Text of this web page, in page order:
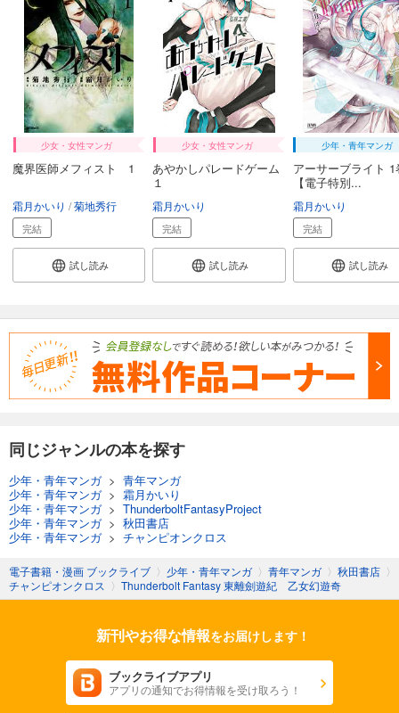
少女・女性マンガ
魔界医師メフィスト 1
霜月かいり 菊地秀行
完結
試し読み
少女・女性マンガ
あやかしパレードゲーム
１
霜月かいり
完結
試し読み
少年・青年マンガ
アーサーブライト 1
【電子特別...
霜月かいり
完結
試し読み
同じジャンルの本を探す
少年・青年マンガ> 青年マンガ
少年・青年マンガ> 霜月かいり
少年・青年マンガ> ThunderboltFantasyProject
少年・青年マンガ> 秋田書店
少年・青年マンガ> チャンピオンクロス
電子書籍・漫画 ブックライブ 〉 少年・青年マンガ 〉 青年マンガ 〉 秋田書店 〉
チャンピオンクロス 〉 Thunderbolt Fantasy 東離劍遊紀 乙女幻遊奇
新刊やお得な情報をお届けします！
ブックライブアプリ
アプリの通知でお得情報を受け取ろう！